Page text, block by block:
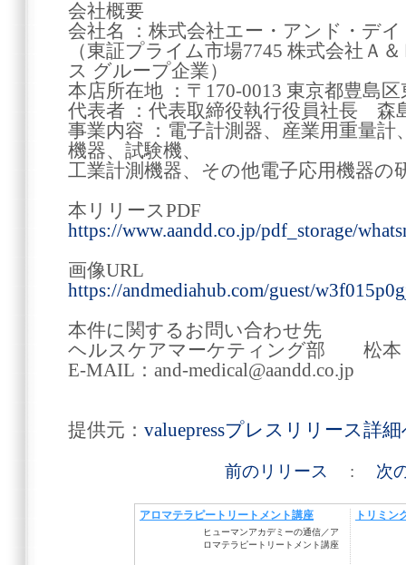
会社概要
会社名 ：株式会社エー・アンド・デ
（東証プライム市場7745 株式会社Ａ
ス グループ企業）
本店所在地 ：〒170-0013 東京都豊島区
代表者 ：代表取締役執行役員社長 森
事業内容 ：電子計測器、産業用重量
機器、試験機、
工業計測機器、その他電子応用機器の
本リリースPDF
https://www.aandd.co.jp/pdf_storage/
画像URL
https://andmediahub.com/guest/
本件に関するお問い合わせ先
ヘルスケアマーケティング部 松本
E-MAIL：and-medical@aandd.co.jp
提供元： valuepressプレスリリース詳
前のリリース : 次